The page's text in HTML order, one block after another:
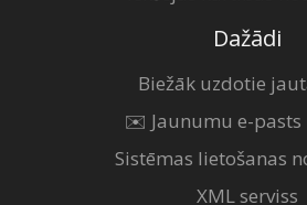
Dažādi
Biežāk uzdotie
✉️ Jaunumu e-pasts
Sistēmas lietošanas
XML serviss